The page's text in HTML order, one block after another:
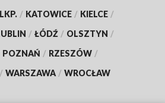
/ KATOWICE / KIELCE /
/ ŁÓDŹ / OLSZTYN /
POZNAŃ / RZESZÓW /
/ WARSZAWA / WROCŁAW